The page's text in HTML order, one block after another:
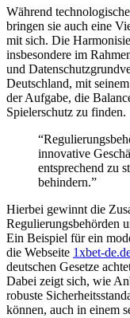
Während
bringen sie auch eine
mit sich. Die
insbesondere im
und
Deutschland, mit
der Aufgabe, die
Spielerschutz zu finden.
innovative
entsprechend zu
behindern.”
Hierbei gewinnt die
Regulierungsbehörden
Ein Beispiel für ein
die Webseite 1xbet-
deutschen Gesetze
Dabei zeigt sich, wie
robuste
können, auch in einem